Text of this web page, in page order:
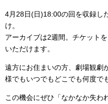
4月28日(日)18:00の回を収録し
け。
アーカイブは2週間。チケット
いただけます。
遠方にお住まいの方、劇場観劇
様でもいつでもどこでも何度で
この機会にぜひ「なかなか失わ